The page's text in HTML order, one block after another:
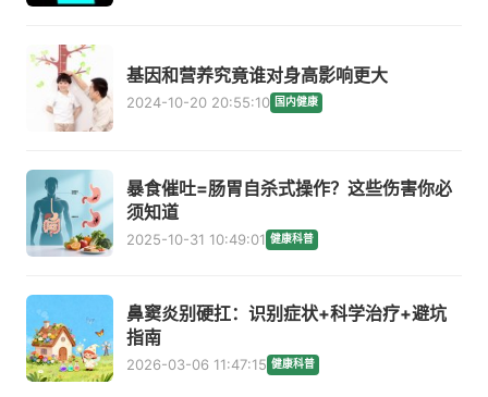
基因和营养究竟谁对身高影响更大
2024-10-20 20:55:10 国内健康
暴食催吐=肠胃自杀式操作？这些伤害你必
须知道
2025-10-31 10:49:01 健康科普
鼻窦炎别硬扛：识别症状+科学治疗+避坑
指南
2026-03-06 11:47:15 健康科普